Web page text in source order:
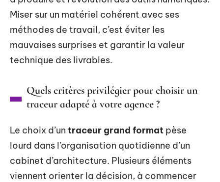
Miser sur un matériel cohérent avec ses
méthodes de travail, c’est éviter les
mauvaises surprises et garantir la valeur
technique des livrables.
Quels critères privilégier pour choisir un
traceur adapté à votre agence ?
Le choix d’un traceur grand format pèse
lourd dans l’organisation quotidienne d’un
cabinet d’architecture. Plusieurs éléments
viennent orienter la décision, à commencer